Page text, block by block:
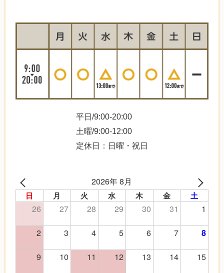
平日/9:00-20:00
土曜/9:00-12:00
定休日：日曜・祝日
2026年 8月
日 月 火 水 木 金 土
26 27 28 29 30 31
1
2
3 4 5 6 7 8
9 10 11 12 13 14
15